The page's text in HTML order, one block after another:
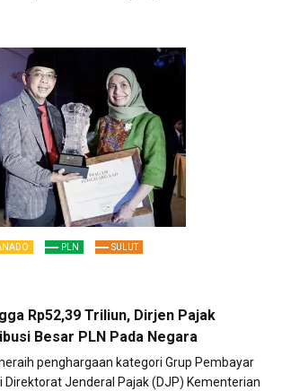
PLN SULUT
Rp52,39 Triliun, Dirjen Pajak
Besar PLN Pada Negara
penghargaan kategori Grup Pembayar
Direktorat Jenderal Pajak (DJP) Kementerian